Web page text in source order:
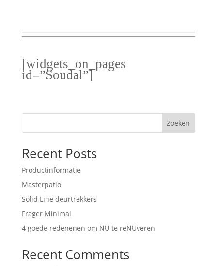
[widgets_on_pages
id=”Soudal”]
Zoeken
Recent Posts
Productinformatie
Masterpatio
Solid Line deurtrekkers
Frager Minimal
4 goede redenenen om NU te reNUveren
Recent Comments